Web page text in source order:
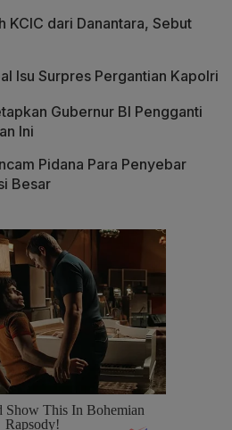
KCIC dari Danantara, Sebut
Isu Surpres Pergantian Kapolri
Gubernur BI Pengganti
Ini
Pidana Para Penyebar
Besar